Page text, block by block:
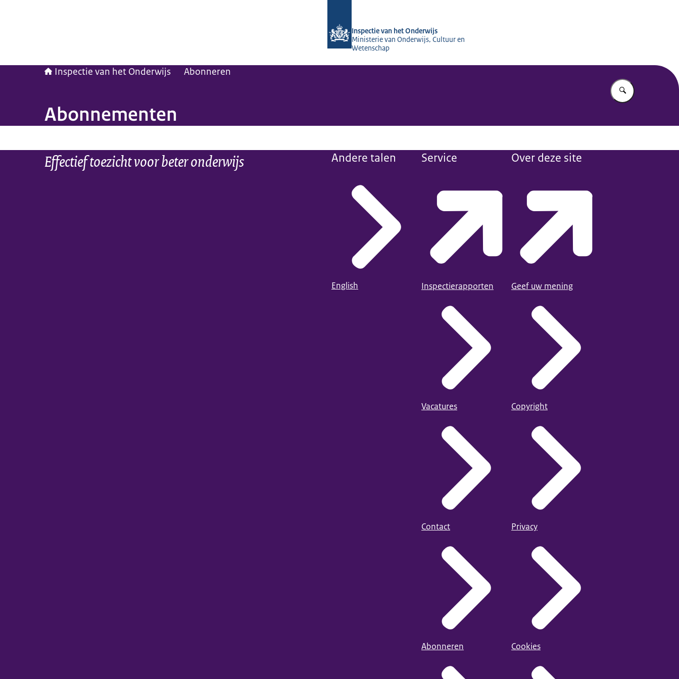
Inspectie van het Onderwijs
Ministerie van Onderwijs, Cultuur en
Wetenschap
Inspectie van het Onderwijs Abonneren
Vul in wat u
Abonnementen
Effectief toezicht voor beter onderwijs Andere talen
English
Service
Inspectierapporten
Vacatures
Contact
Abonneren
Over deze site
Geef uw mening
Copyright
Privacy
Cookies